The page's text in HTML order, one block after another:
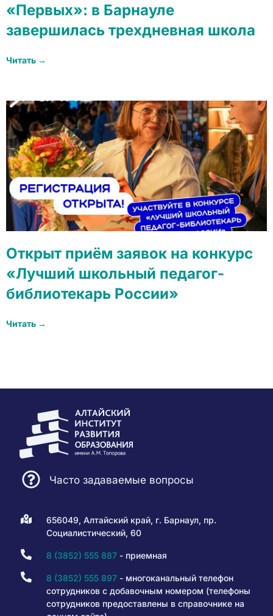
«Первых»: в Барнауле
завершилась трехдневная школа
Читать →
Открыт приём заявок на конкурс
«Лучший школьный педагог-
библиотекарь России»
Читать →
Часто задаваемые вопросы
656049, Алтайский край, г. Барнаул, пр.
Социалистический, 60
8 (3852) 555 887- приемная
8 (3852) 555 897- многоканальный телефон
сотрудников с добавочным номером (телефоны
сотрудников предоставлены в справочнике на